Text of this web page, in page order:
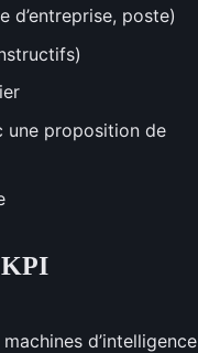
d’entreprise, poste)
une proposition de
KPI
d’intelligence